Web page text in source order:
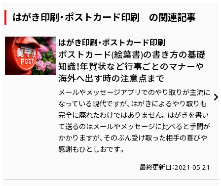
はがき印刷・ポストカード印刷 の関連記事
はがき印刷・ポストカード印刷
ポストカード(絵葉書)の書き方の基礎
知識！年賀状など行事ごとのマナーや
海外へ出す時の注意点まで
メールやメッセージアプリでのやり取りが主流に
なっている現代ですが、はがきによるやり取りも
完全に廃れたわけではありません。はがきを書い
て送るのはメールやメッセージに比べると手間が
かかりますが、そのぶん受け取った相手の喜びや
感謝もひとしおです。
最終更新日：2021-05-21